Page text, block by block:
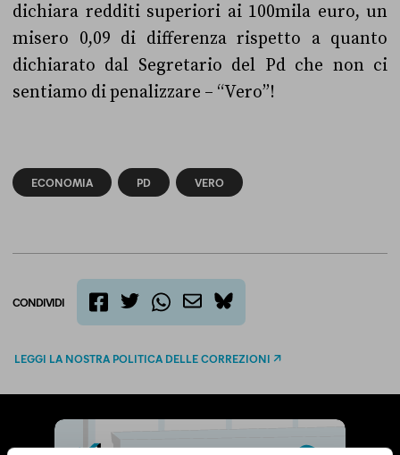
dichiara redditi superiori ai 100mila euro, un
misero 0,09 di differenza rispetto a quanto
dichiarato dal Segretario del Pd che non ci
sentiamo di penalizzare – “Vero”!
ECONOMIA PD VERO
CONDIVIDI
bluesky
LEGGI LA NOSTRA POLITICA DELLE CORREZIONI